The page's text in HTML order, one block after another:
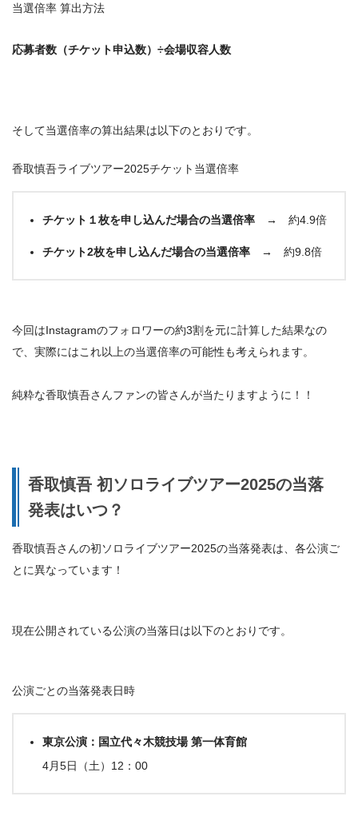
当選倍率 算出方法
応募者数（チケット申込数）÷会場収容人数
そして当選倍率の算出結果は以下のとおりです。
香取慎吾ライブツアー2025チケット当選倍率
チケット１枚を申し込んだ場合の当選倍率 → 約4.9倍
チケット2枚を申し込んだ場合の当選倍率 → 約9.8倍
今回はInstagramのフォロワーの約3割を元に計算した結果なの
で、実際にはこれ以上の当選倍率の可能性も考えられます。
純粋な香取慎吾さんファンの皆さんが当たりますように！！
香取慎吾 初ソロライブツアー2025の当落
発表はいつ？
香取慎吾さんの初ソロライブツアー2025の当落発表は、各公演ご
とに異なっています！
現在公開されている公演の当落日は以下のとおりです。
公演ごとの当落発表日時
東京公演：国立代々木競技場 第一体育館
4月5日（土）12：00